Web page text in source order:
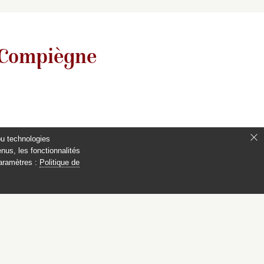
technologies
les fonctionnalités
: Politique de